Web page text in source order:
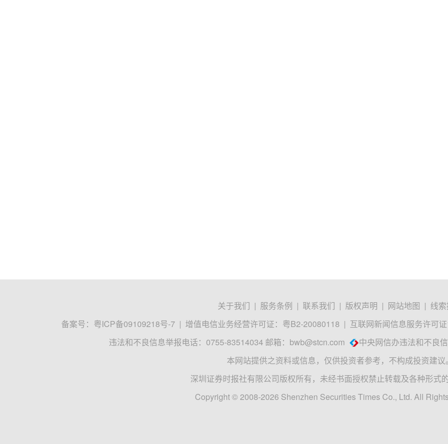
关于我们 | 服务条例 | 联系我们 | 版权声明 | 网站地图 | 线
备案号： 粤ICP备09109218号-7 | 增值电信业务经营许可证：粤B2-20080118 | 互联网新闻信息服务许可
违法和不良信息举报电话：0755-83514034 邮箱： bwb@stcn.com 中央网信办违法和不良
本网站提供之资料或信息，仅供投资者参考，不构成投资建议。
深圳证券时报社有限公司版权所有，未经书面授权禁止转载及各种形式
Copyright © 2008-2026 Shenzhen Securities Times Co., Ltd. All